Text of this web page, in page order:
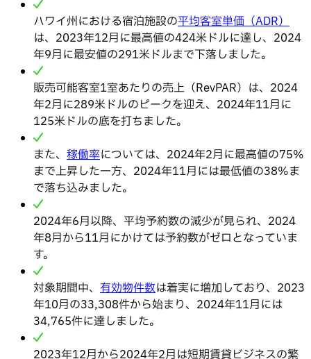
ハワイ州における宿泊施設の平均客室単価（ADR）
は、2023年12月に最高値の424米ドルに達し、2024
年9月に最安値の291米ドルまで下落しました。
販売可能客室1室あたりの売上（RevPAR）は、2024
年2月に289米ドルのピークを迎え、2024年11月に
125米ドルの底を打ちました。
また、 稼働率については、2024年2月に最高値の75%
まで上昇した一方、2024年11月には最低値の38%ま
で落ち込みました。
2024年6月以降、平均予約数の減少が見られ、2024
年8月から11月にかけては予約数がゼロとなっていま
す。
対象期間中、 有効物件数は着実に増加しており、2023
年10月の33,308件から始まり、2024年11月には
34,765件に達しました。
2023年12月から2024年2月は短期賃貸ビジネスの繁